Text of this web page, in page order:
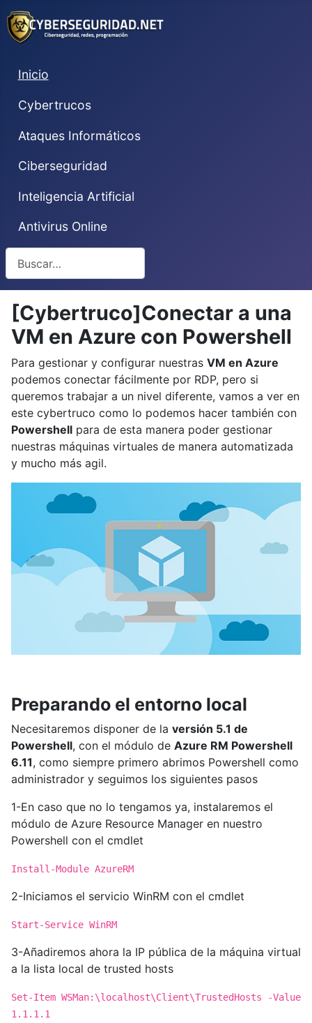
Inicio
Cybertrucos
Ataques Informáticos
Ciberseguridad
Inteligencia Artificial
Antivirus Online
[Cybertruco]Conectar a una
VM en Azure con Powershell
Para gestionar y configurar nuestras VM en Azure
podemos conectar fácilmente por RDP, pero si
queremos trabajar a un nivel diferente, vamos a ver en
este cybertruco como lo podemos hacer también con
Powershell para de esta manera poder gestionar
nuestras máquinas virtuales de manera automatizada
y mucho más agil.
Preparando el entorno local
Necesitaremos disponer de la versión 5.1 de
Powershell, con el módulo de Azure RM Powershell
6.11, como siempre primero abrimos Powershell como
administrador y seguimos los siguientes pasos
1-En caso que no lo tengamos ya, instalaremos el
módulo de Azure Resource Manager en nuestro
Powershell con el cmdlet
Install-Module AzureRM
2-Iniciamos el servicio WinRM con el cmdlet
Start-Service WinRM
3-Añadiremos ahora la IP pública de la máquina virtual
a la lista local de trusted hosts
Set-Item WSMan:\localhost\Client\TrustedHosts -Value
1.1.1.1